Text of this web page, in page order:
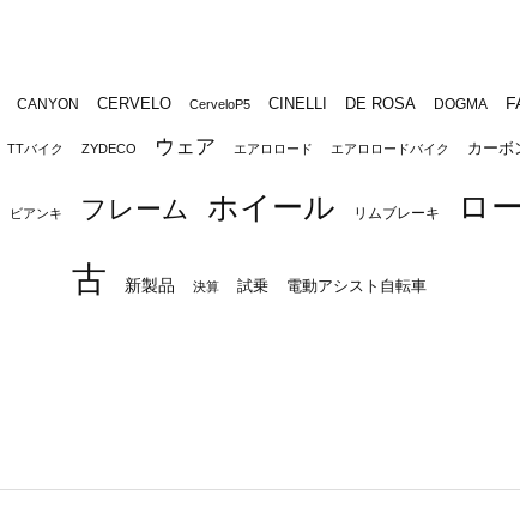
CANYON CERVELO CerveloP5 CINELLI DE ROSA DOGMA
TTバイク ZYDECO ウェア エアロロード エアロロードバイク カーボ
ビアンキ フレーム ホイール リムブレーキ ロ
古 新製品 決算 試乗 電動アシスト自転車